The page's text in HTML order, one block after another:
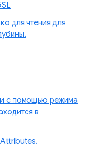
для чтения для
с помощью режима
в